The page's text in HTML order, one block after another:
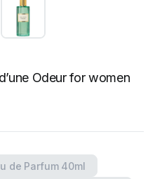
Odeur for women
de Parfum 40ml